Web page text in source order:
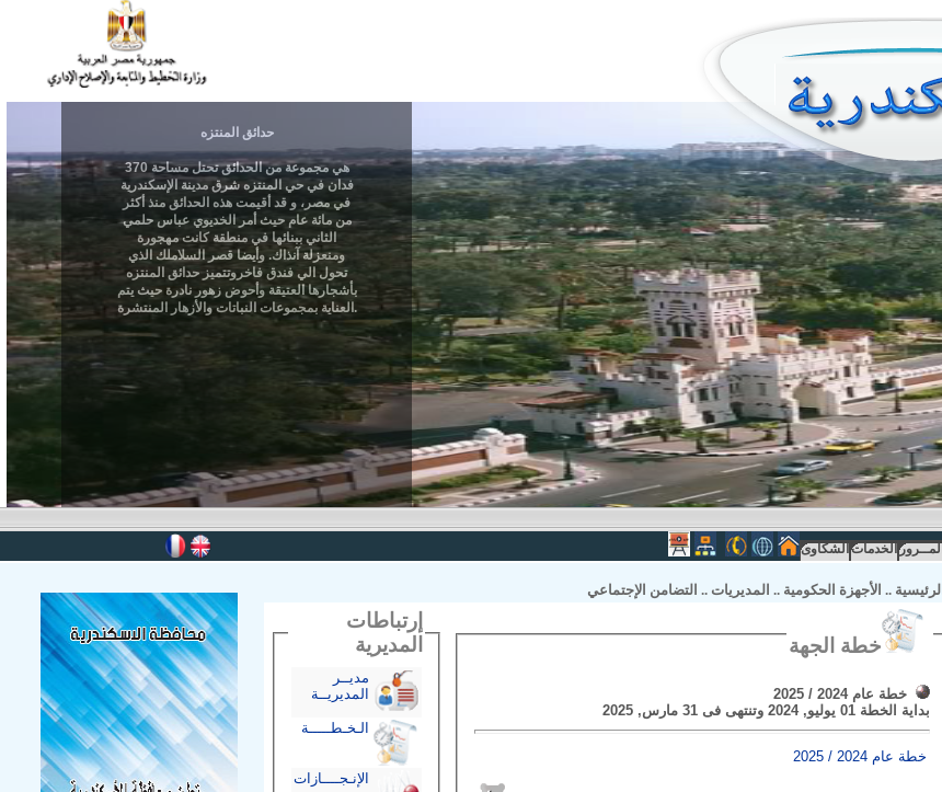
المــرور الخدمات الشكاوى
الرئيسية .. الأجهزة الحكومية .. المديريات .. التضامن الإجتماعي
خطة الجهة
خطة عام 2024 / 2025
بداية الخطة
وتنتهى فى
خطة عام 2024 / 2025
إرتباطات
المديرية
مديــر
المديريــة
الـخـطـــــة
الإنـجــــازات